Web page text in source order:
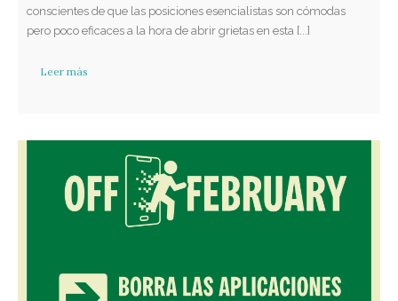
conscientes de que las posiciones esencialistas son cómodas
pero poco eficaces a la hora de abrir grietas en esta [...]
Leer más